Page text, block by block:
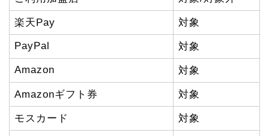
楽天Pay 対象
PayPal 対象
Amazon 対象
Amazonギフト券 対象
モスカード 対象